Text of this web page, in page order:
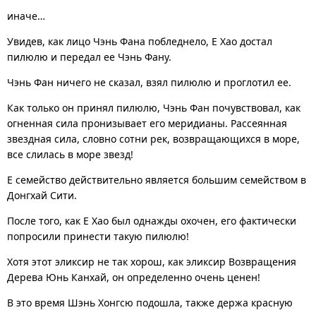
иначе…
Увидев, как лицо Чэнь Фана побледнело, Е Хао достал
пилюлю и передал ее Чэнь Фану.
Чэнь Фан ничего не сказал, взял пилюлю и проглотил ее.
Как только он принял пилюлю, Чэнь Фан почувствовал, как
огненная сила пронизывает его меридианы. Рассеянная
звездная сила, словно сотни рек, возвращающихся в море,
все слилась в море звезд!
Е семейство действительно является большим семейством в
Донгхай Сити.
После того, как Е Хао был однажды охочен, его фактически
попросили принести такую пилюлю!
Хотя этот эликсир не так хорош, как эликсир Возвращения
Дерева Юнь Канхай, он определенно очень ценен!
В это время Шэнь Хонгсю подошла, также держа красную